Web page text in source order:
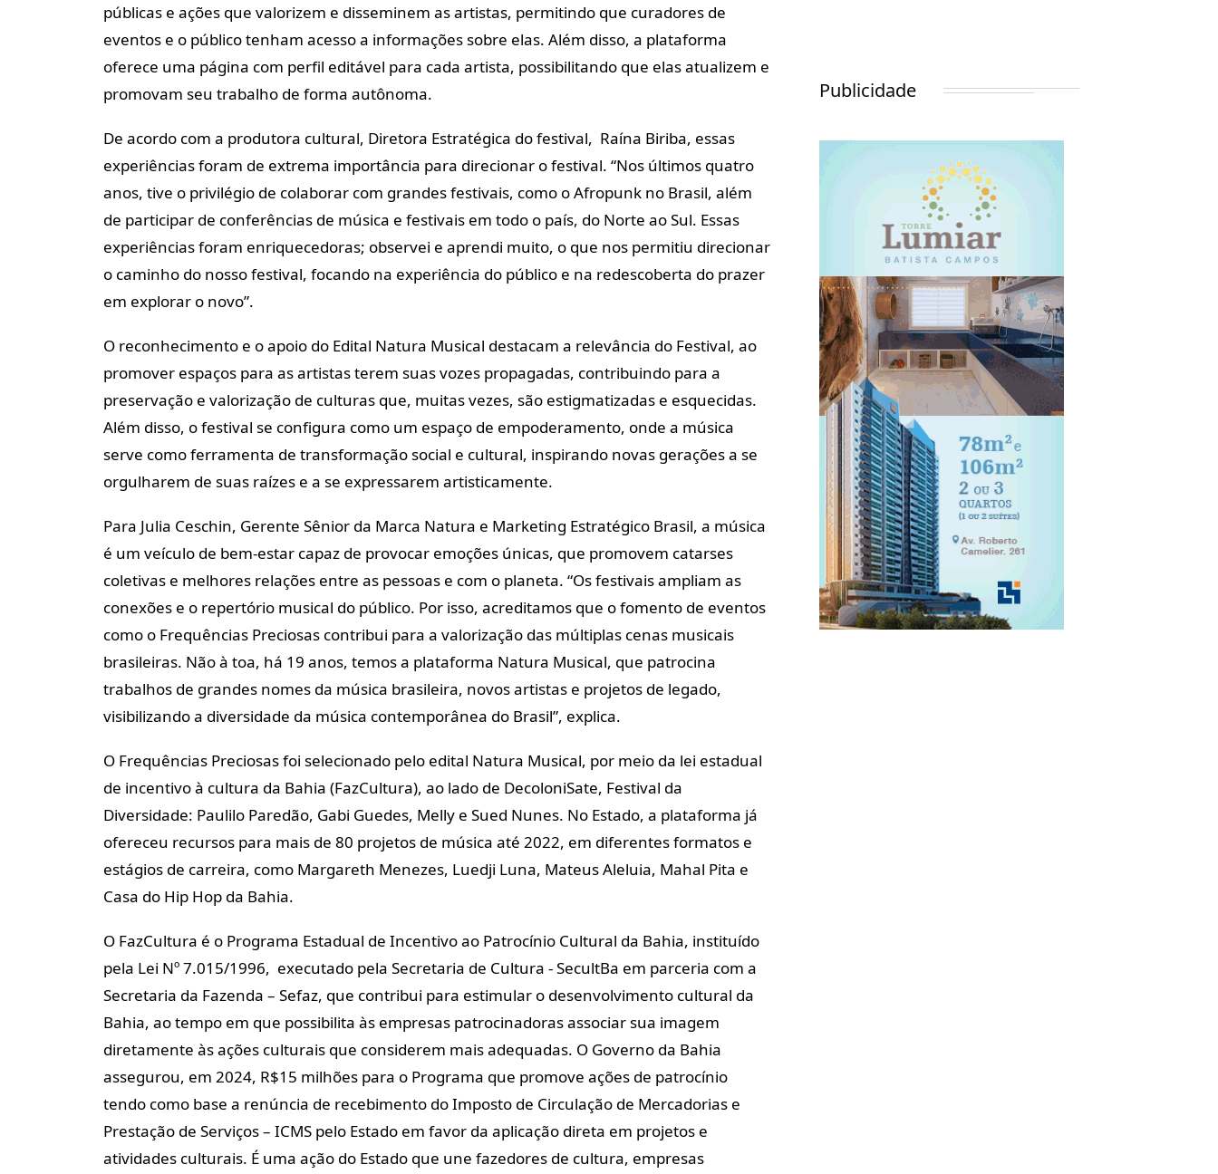
públicas e ações que valorizem e disseminem as artistas, permitindo que curadores de
eventos e o público tenham acesso a informações sobre elas. Além disso, a plataforma
oferece uma página com perfil editável para cada artista, possibilitando que elas atualizem e
promovam seu trabalho de forma autônoma.
De acordo com a produtora cultural, Diretora Estratégica do festival, Raína Biriba, essas
experiências foram de extrema importância para direcionar o festival. “Nos últimos quatro
anos, tive o privilégio de colaborar com grandes festivais, como o Afropunk no Brasil, além
de participar de conferências de música e festivais em todo o país, do Norte ao Sul. Essas
experiências foram enriquecedoras; observei e aprendi muito, o que nos permitiu direcionar
o caminho do nosso festival, focando na experiência do público e na redescoberta do prazer
em explorar o novo”.
O reconhecimento e o apoio do Edital Natura Musical destacam a relevância do Festival, ao
promover espaços para as artistas terem suas vozes propagadas, contribuindo para a
preservação e valorização de culturas que, muitas vezes, são estigmatizadas e esquecidas.
Além disso, o festival se configura como um espaço de empoderamento, onde a música
serve como ferramenta de transformação social e cultural, inspirando novas gerações a se
orgulharem de suas raízes e a se expressarem artisticamente.
Para Julia Ceschin, Gerente Sênior da Marca Natura e Marketing Estratégico Brasil, a música
é um veículo de bem-estar capaz de provocar emoções únicas, que promovem catarses
coletivas e melhores relações entre as pessoas e com o planeta. “Os festivais ampliam as
conexões e o repertório musical do público. Por isso, acreditamos que o fomento de eventos
como o Frequências Preciosas contribui para a valorização das múltiplas cenas musicais
brasileiras. Não à toa, há 19 anos, temos a plataforma Natura Musical, que patrocina
trabalhos de grandes nomes da música brasileira, novos artistas e projetos de legado,
visibilizando a diversidade da música contemporânea do Brasil”, explica.
O Frequências Preciosas foi selecionado pelo edital Natura Musical, por meio da lei estadual
de incentivo à cultura da Bahia (FazCultura), ao lado de DecoloniSate, Festival da
Diversidade: Paulilo Paredão, Gabi Guedes, Melly e Sued Nunes. No Estado, a plataforma já
ofereceu recursos para mais de 80 projetos de música até 2022, em diferentes formatos e
estágios de carreira, como Margareth Menezes, Luedji Luna, Mateus Aleluia, Mahal Pita e
Casa do Hip Hop da Bahia.
O FazCultura é o Programa Estadual de Incentivo ao Patrocínio Cultural da Bahia, instituído
pela Lei Nº 7.015/1996, executado pela Secretaria de Cultura - SecultBa em parceria com a
Secretaria da Fazenda – Sefaz, que contribui para estimular o desenvolvimento cultural da
Bahia, ao tempo em que possibilita às empresas patrocinadoras associar sua imagem
diretamente às ações culturais que considerem mais adequadas. O Governo da Bahia
assegurou, em 2024, R$15 milhões para o Programa que promove ações de patrocínio
tendo como base a renúncia de recebimento do Imposto de Circulação de Mercadorias e
Prestação de Serviços – ICMS pelo Estado em favor da aplicação direta em projetos e
atividades culturais. É uma ação do Estado que une fazedores de cultura, empresas
Publicidade